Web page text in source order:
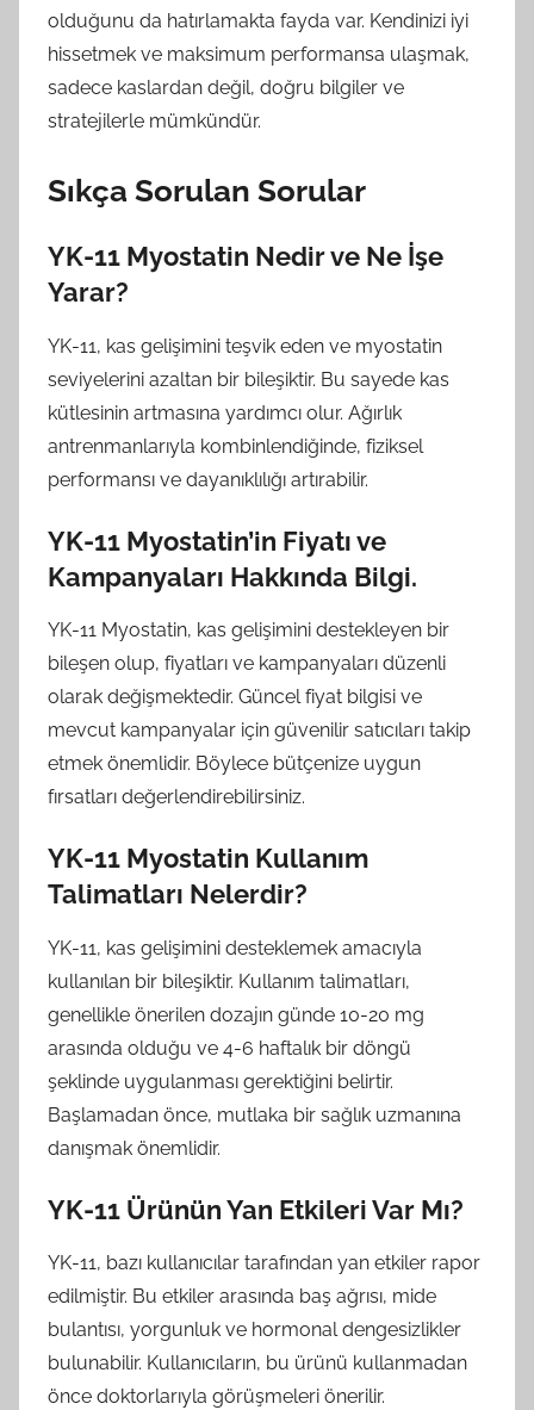
olduğunu da hatırlamakta fayda var. Kendinizi iyi
hissetmek ve maksimum performansa ulaşmak,
sadece kaslardan değil, doğru bilgiler ve
stratejilerle mümkündür.
Sıkça Sorulan Sorular
YK-11 Myostatin Nedir ve Ne İşe
Yarar?
YK-11, kas gelişimini teşvik eden ve myostatin
seviyelerini azaltan bir bileşiktir. Bu sayede kas
kütlesinin artmasına yardımcı olur. Ağırlık
antrenmanlarıyla kombinlendiğinde, fiziksel
performansı ve dayanıklılığı artırabilir.
YK-11 Myostatin’in Fiyatı ve
Kampanyaları Hakkında Bilgi.
YK-11 Myostatin, kas gelişimini destekleyen bir
bileşen olup, fiyatları ve kampanyaları düzenli
olarak değişmektedir. Güncel fiyat bilgisi ve
mevcut kampanyalar için güvenilir satıcıları takip
etmek önemlidir. Böylece bütçenize uygun
fırsatları değerlendirebilirsiniz.
YK-11 Myostatin Kullanım
Talimatları Nelerdir?
YK-11, kas gelişimini desteklemek amacıyla
kullanılan bir bileşiktir. Kullanım talimatları,
genellikle önerilen dozajın günde 10-20 mg
arasında olduğu ve 4-6 haftalık bir döngü
şeklinde uygulanması gerektiğini belirtir.
Başlamadan önce, mutlaka bir sağlık uzmanına
danışmak önemlidir.
YK-11 Ürünün Yan Etkileri Var Mı?
YK-11, bazı kullanıcılar tarafından yan etkiler rapor
edilmiştir. Bu etkiler arasında baş ağrısı, mide
bulantısı, yorgunluk ve hormonal dengesizlikler
bulunabilir. Kullanıcıların, bu ürünü kullanmadan
önce doktorlarıyla görüşmeleri önerilir.